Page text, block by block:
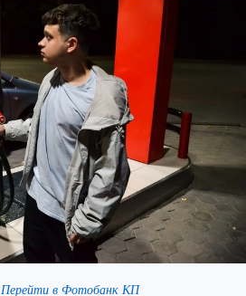
Перейти в Фотобанк КП